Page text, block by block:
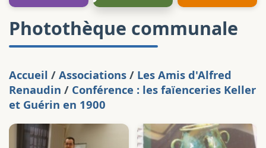
Photothèque communale
Accueil / Associations / Les Amis d'Alfred
Renaudin / Conférence : les faïenceries Keller
et Guérin en 1900